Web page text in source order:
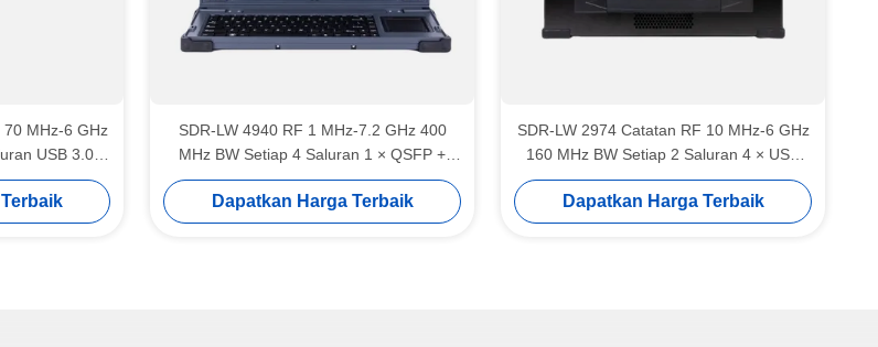
70 MHz-6 GHz
USB 3.0
Radio
SDR-LW 4940 RF 1 MHz-7.2 GHz 400
MHz BW Setiap 4 Saluran 1 × QSFP +
USB 3.0 Terintegrasi dengan i9 Tampilan
& Keyboard Di dalam USRP Terintegrasi
Perangkat Lunak Definisi Radio
Dapatkan Harga Terbaik
SDR-LW 2974 Catatan RF 10 MHz-6 GHz
160 MHz BW Setiap 2 Saluran 4 × USB
3.0, 2 × SFP+ 4 × PCIE BUS i7 Prosesor
USRP Integrated Software Defined Radio
Device
Dapatkan Harga Terbaik